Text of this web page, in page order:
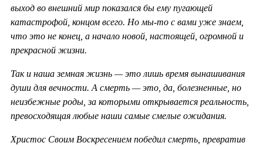
выход во внешний мир показался бы ему пугающей
катастрофой, концом всего. Но мы-то с вами уже знаем,
что это не конец, а начало новой, настоящей, огромной и
прекрасной жизни.
Так и наша земная жизнь — это лишь время вынашивания
души для вечности. А смерть — это, да, болезненные, но
неизбежные роды, за которыми открывается реальность,
превосходящая любые наши самые смелые ожидания.
Христос Своим Воскресением победил смерть, превратив